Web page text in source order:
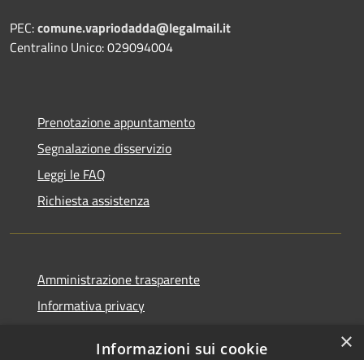
PEC:comune.vapriodadda@legalmail.it
Centralino Unico: 029094004
Prenotazione appuntamento
Segnalazione disservizio
Leggi le FAQ
Richiesta assistenza
Amministrazione trasparente
Informativa privacy
×
Informazioni sui cookie